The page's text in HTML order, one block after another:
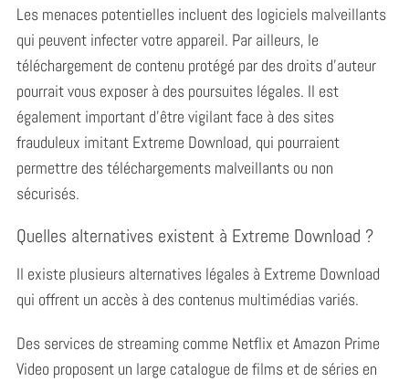
Les menaces potentielles incluent des logiciels malveillants
qui peuvent infecter votre appareil. Par ailleurs, le
téléchargement de contenu protégé par des droits d’auteur
pourrait vous exposer à des poursuites légales. Il est
également important d’être vigilant face à des sites
frauduleux imitant Extreme Download, qui pourraient
permettre des téléchargements malveillants ou non
sécurisés.
Quelles alternatives existent à Extreme Download ?
Il existe plusieurs alternatives légales à Extreme Download
qui offrent un accès à des contenus multimédias variés.
Des services de streaming comme Netflix et Amazon Prime
Video proposent un large catalogue de films et de séries en